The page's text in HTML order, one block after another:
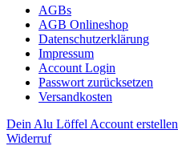
AGBs
AGB Onlineshop
Datenschutzerklärung
Impressum
Account Login
Passwort zurücksetzen
Versandkosten
Dein Alu Löffel Account erstellen
Widerruf